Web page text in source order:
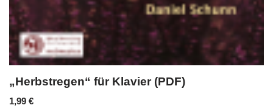
„Herbstregen“ für Klavier (PDF)
1,99 €